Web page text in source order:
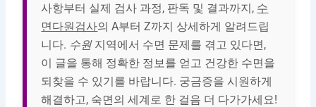
사항부터 실제 검사 과정, 판독 및 결과까지, 수
면다원검사의 A부터 Z까지 상세하게 알려드립
니다. 수원지역에서 수면 문제를 겪고 있다면,
이 글을 통해 정확한 정보를 얻고 건강한 수면을
되찾을 수 있기를 바랍니다. 궁금증을 시원하게
해결하고, 숙면의 세계로 한 걸음 더 다가가세요!